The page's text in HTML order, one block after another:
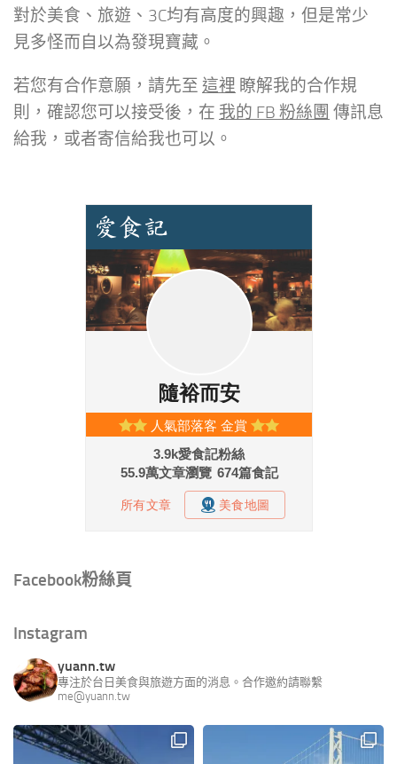
對於美食、旅遊、3C均有高度的興趣，但是常少
見多怪而自以為發現寶藏。
若您有合作意願，請先至 這裡 瞭解我的合作規
則，確認您可以接受後，在 我的 FB 粉絲團 傳訊息
給我，或者寄信給我也可以。
Facebook粉絲頁
Instagram
yuann.tw
專注於台日美食與旅遊方面的消息。合作邀約請聯繫
me@yuann.tw